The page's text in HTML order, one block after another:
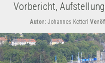
Vorbericht,
Autor: Johannes Ketterl